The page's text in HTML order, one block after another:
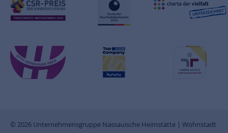
© 2026 Unternehmensgruppe Nassauische Heimstätte | Wohnstadt